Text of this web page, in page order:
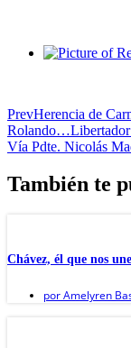
PrevHerencia de
Rolando…Libertador
Vía Pdte. Nicolás
También te
Chávez, él que nos une
porAmelyren